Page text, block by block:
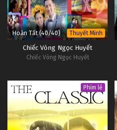
Hoàn Tất (40/40) Thuyết Minh
Chiếc Vòng Ngọc Huyết
Chiếc Vòng Ngọc Huyết
Phim lẻ